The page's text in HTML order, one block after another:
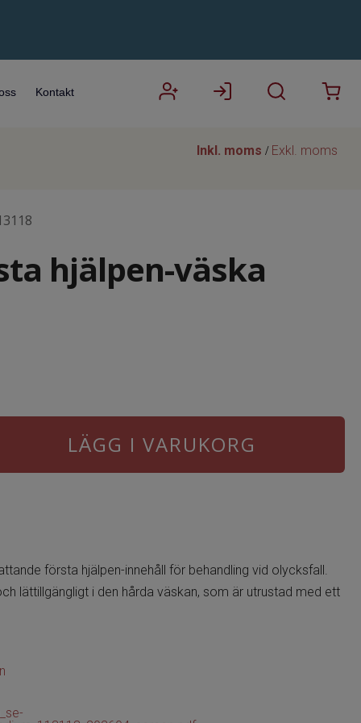
Kontakt
Inkl. moms / Exkl. moms
hjälpen-väska
LÄGG I VARUKORG
första hjälpen-innehåll för behandling vid olycksfall.
lättillgängligt i den hårda väskan, som är utrustad med ett